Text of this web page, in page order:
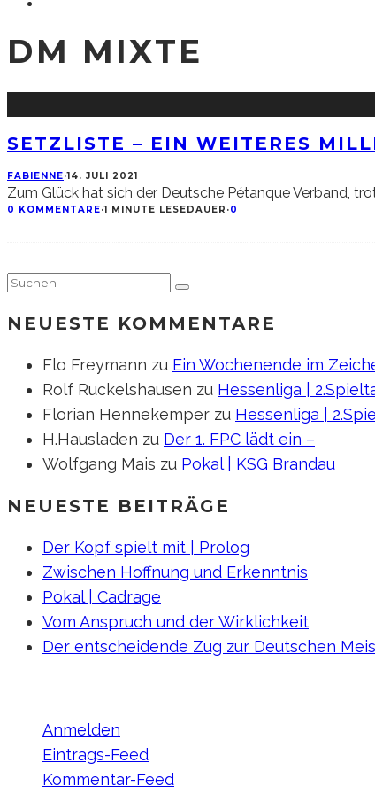
DM MIXTE
SETZLISTE – EIN WEITERES
FABIENNE·14. JULI 2021
Zum Glück hat sich der Deutsche Pétanque Verband,
0 KOMMENTARE·1 MINUTE LESEDAUER ·0
NEUESTE KOMMENTARE
Flo Freymann zu Ein Wochenende im
Rolf Ruckelshausen zu Hessenliga |
Florian Hennekemper zu Hessenliga |
H.Hausladen zu Der 1. FPC lädt ein –
Wolfgang Mais zu Pokal | KSG Brandau
NEUESTE BEITRÄGE
Der Kopf spielt mit | Prolog
Zwischen Hoffnung und Erkenntnis
Pokal | Cadrage
Vom Anspruch und der Wirklichkeit
Der entscheidende Zug zur Deutschen
Anmelden
Eintrags-Feed
Kommentar-Feed